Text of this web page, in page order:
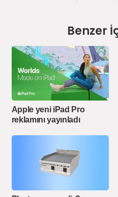
Benzer
Apple yeni iPad Pro
reklamını yayınladı